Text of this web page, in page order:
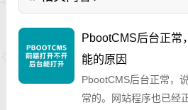
PbootCMS后台正常
能的原因
PbootCMS后台正常，
常的。网站程序也已经